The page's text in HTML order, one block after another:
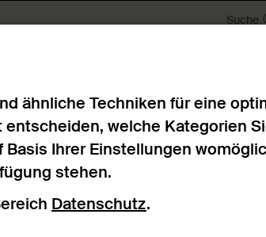
Suche
ähnliche Techniken für eine
welche Kategorien
Ihrer Einstellungen
stehen.
Datenschutz.